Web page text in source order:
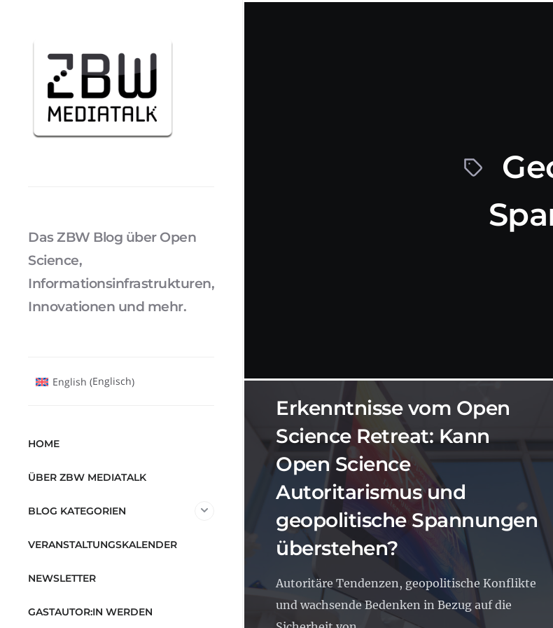
Erkenntnisse vom Open
Science Retreat: Kann
Open Science
Autoritarismus und
geopolitische Spannungen
überstehen?
Autoritäre Tendenzen, geopolitische Konflikte
und wachsende Bedenken in Bezug auf die
Das ZBW Blog über Open
Science,
Informationsinfrastrukturen,
Innovationen und mehr.
English (Englisch)
HOME
ÜBER ZBW MEDIATALK
BLOG KATEGORIEN
VERANSTALTUNGSKALENDER
NEWSLETTER
GASTAUTOR:IN WERDEN